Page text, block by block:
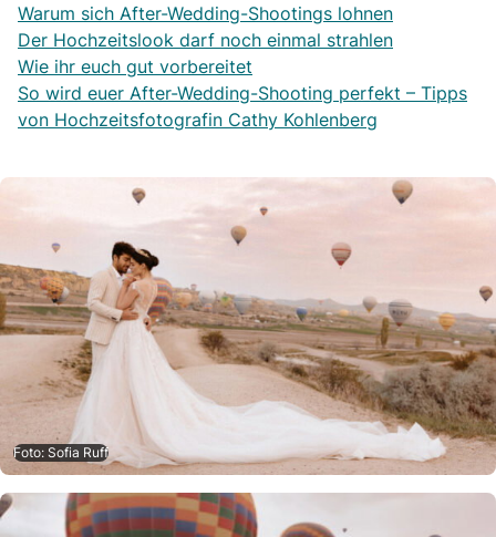
Warum sich After-Wedding-Shootings lohnen
Der Hochzeitslook darf noch einmal strahlen
Wie ihr euch gut vorbereitet
So wird euer After-Wedding-Shooting perfekt – Tipps
von Hochzeitsfotografin Cathy Kohlenberg
Foto: Sofia Ruff